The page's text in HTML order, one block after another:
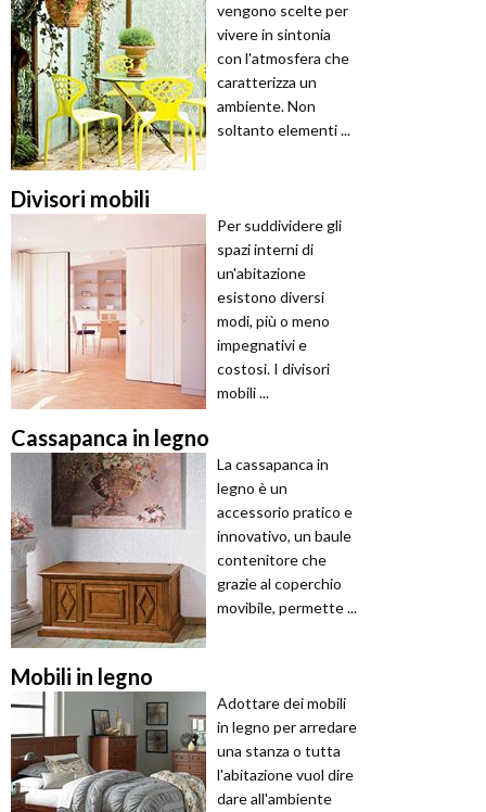
vengono scelte per
vivere in sintonia
con l'atmosfera che
caratterizza un
ambiente. Non
soltanto elementi ...
Divisori mobili
Per suddividere gli
spazi interni di
un'abitazione
esistono diversi
modi, più o meno
impegnativi e
costosi. I divisori
mobili ...
Cassapanca in legno
La cassapanca in
legno è un
accessorio pratico e
innovativo, un baule
contenitore che
grazie al coperchio
movibile, permette ...
Mobili in legno
Adottare dei mobili
in legno per arredare
una stanza o tutta
l'abitazione vuol dire
dare all'ambiente